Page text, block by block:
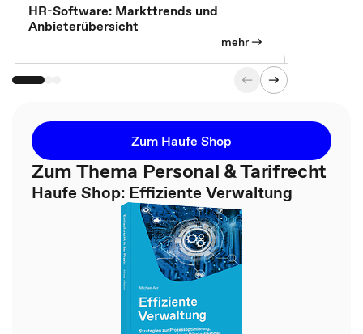
HR-Software: Markttrends und
Anbieterübersicht
mehr
Zum Haufe Shop
Zum Thema Personal & Tarifrecht
Haufe Shop: Effiziente Verwaltung